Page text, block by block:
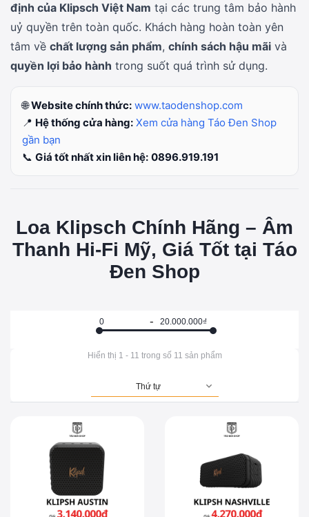
định của Klipsch Việt Nam tại các trung tâm bảo hành
uỷ quyền trên toàn quốc. Khách hàng hoàn toàn yên
tâm về chất lượng sản phẩm, chính sách hậu mãi và
quyền lợi bảo hành trong suốt quá trình sử dụng.
🌐Website chính thức: www.taodenshop.com
📍 Hệ thống cửa hàng: Xem cửa hàng Táo Đen Shop
gần bạn
📞 Giá tốt nhất xin liên hệ: 0896.919.191
Loa Klipsch Chính Hãng – Âm
Thanh Hi-Fi Mỹ, Giá Tốt tại Táo
Đen Shop
Hiển thị 1 - 11 trong số 11 sản phẩm
Thứ tự